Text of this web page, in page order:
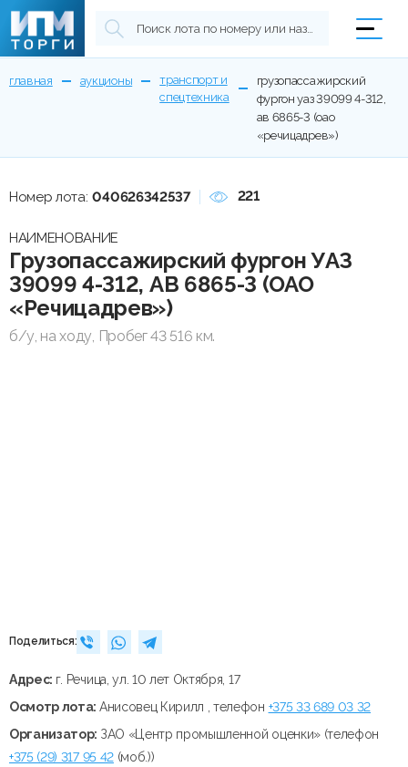
главная аукционы
транспорт и
спецтехника
грузопассажирский
фургон уаз 39099 4-312,
ав 6865-3 (оао
«речицадрев»)
Поделиться:
Номер лота: 040626342537 221
НАИМЕНОВАНИЕ
Грузопассажирский фургон УАЗ
39099 4-312, АВ 6865-3 (ОАО
«Речицадрев»)
б/у, на ходу, Пробег 43 516 км.
Адрес: г. Речица, ул. 10 лет Октября, 17
Осмотр лота: Анисовец Кирилл , телефон +375 33 689 03 32
Организатор: ЗАО «Центр промышленной оценки» (телефон
+375 (29) 317 95 42(моб.))